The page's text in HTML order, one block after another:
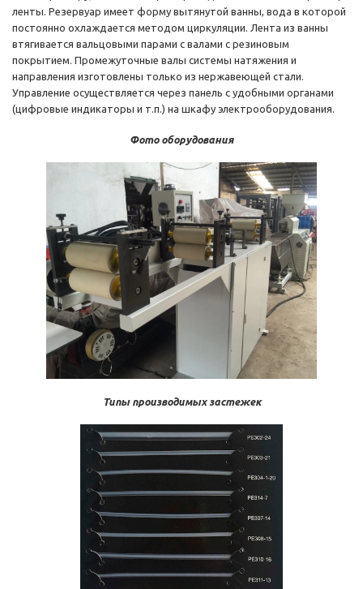
ленты. Резервуар имеет форму вытянутой ванны, вода в которой
постоянно охлаждается методом циркуляции. Лента из ванны
втягивается вальцовыми парами с валами с резиновым
покрытием. Промежуточные валы системы натяжения и
направления изготовлены только из нержавеющей стали.
Управление осуществляется через панель с удобными органами
(цифровые индикаторы и т.п.) на шкафу электрооборудования.
Фото оборудования
Типы производимых застежек